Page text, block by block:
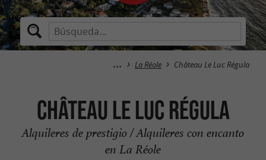
La Réole Château Le Luc Régula
Château Le Luc Régula
Alquileres de prestigio / Alquileres con encanto
en La Réole